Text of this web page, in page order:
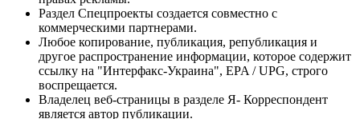
Раздел Спецпроекты создается совместно с
коммерческими партнерами.
Любое копирование, публикация, републикация и
другое распространение информации, которое содержит
ссылку на "Интерфакс-Украина", EPA / UPG, строго
воспрещается.
Владелец веб-страницы в разделе Я- Корреспондент
является автор публикации.